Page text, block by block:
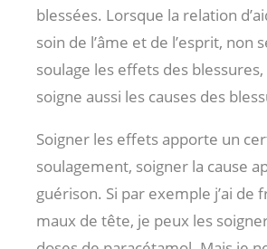
blessées. Lorsque la relation
soin de l’âme et de l’esprit, non
soulage les effets des
soigne aussi les causes des
Soigner les effets apporte un
soulagement, soigner la cause
guérison. Si par exemple j’ai de
maux de tête, je peux les